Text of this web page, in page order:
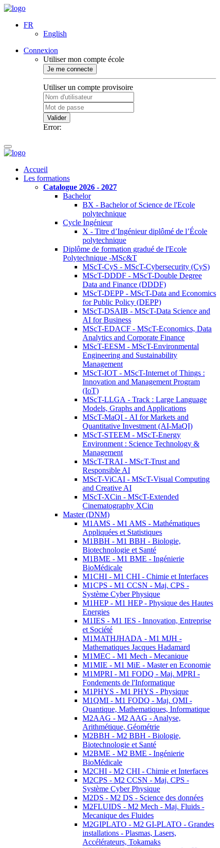
FR
English
Connexion
Utiliser mon compte école
Je me connecte
Utiliser un compte provisoire
Valider
Error:
Accueil
Les formations
Catalogue 2026 - 2027
Bachelor
BX - Bachelor of Science de l'Ecole
polytechnique
Cycle Ingénieur
X - Titre d’Ingénieur diplômé de l’École
polytechnique
Diplôme de formation gradué de l'Ecole
Polytechnique -MSc&T
MScT-CyS - MScT-Cybersecurity (CyS)
MScT-DDDF - MScT-Double Degree
Data and Finance (DDDF)
MScT-DEPP - MScT-Data and Economics
for Public Policy (DEPP)
MScT-DSAIB - MScT-Data Science and
AI for Business
MScT-EDACF - MScT-Economics, Data
Analytics and Corporate Finance
MScT-EESM - MScT-Environmental
Engineering and Sustainability
Management
MScT-IOT - MScT-Internet of Things :
Innovation and Management Program
(IoT)
MScT-LLGA - Track : Large Language
Models, Graphs and Applications
MScT-MaQI - AI for Markets and
Quantitative Investment (AI-MaQI)
MScT-STEEM - MScT-Energy
Environment : Science Technology &
Management
MScT-TRAI - MScT-Trust and
Responsible AI
MScT-ViCAI - MScT-Visual Computing
and Creative AI
MScT-XCin - MScT-Extended
Cinematography XCin
Master (DNM)
M1AMS - M1 AMS - Mathématiques
Appliquées et Statistiques
M1BBH - M1 BBH - Biologie,
Biotechnologie et Santé
M1BME - M1 BME - Ingénierie
BioMédicale
M1CHI - M1 CHI - Chimie et Interfaces
M1CPS - M1 CCSN - Maj. CPS -
Système Cyber Physique
M1HEP - M1 HEP - Physique des Hautes
Energies
M1IES - M1 IES - Innovation, Entreprise
et Société
M1MATHJHADA - M1 MJH -
Mathematiques Jacques Hadamard
M1MEC - M1 Mech - Mecanique
M1MIE - M1 MiE - Master en Economie
M1MPRI - M1 FODQ - Maj. MPRI -
Fondements de l'Informatique
M1PHYS - M1 PHYS - Physique
M1QMI - M1 FODQ - Maj. QMI -
Quantique, Mathematiques, Informatique
M2AAG - M2 AAG - Analyse,
Arithmétique, Géométrie
M2BBH - M2 BBH - Biologie,
Biotechnologie et Santé
M2BME - M2 BME - Ingénierie
BioMédicale
M2CHI - M2 CHI - Chimie et Interfaces
M2CPS - M2 CCSN - Maj. CPS -
Système Cyber Physique
M2DS - M2 DS - Science des données
M2FLUIDS - M2 Mech - Maj. Fluids -
Mecanique des Fluides
M2GIPLATO - M2 GI-PLATO - Grandes
installations - Plasmas, Lasers,
Accélérateurs, Tokamaks